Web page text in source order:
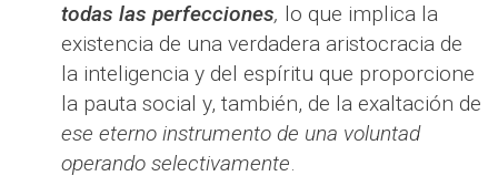
todas las perfecciones, lo que implica la
existencia de una verdadera aristocracia de
la inteligencia y del espíritu que proporcione
la pauta social y, también, de la exaltación de
ese eterno instrumento de una voluntad
operando selectivamente.